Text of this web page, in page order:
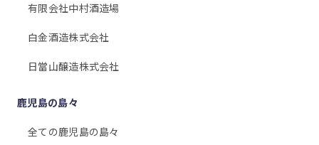
有限会社中村酒造場
白金酒造株式会社
日當山醸造株式会社
鹿児島の島々
全ての鹿児島の島々